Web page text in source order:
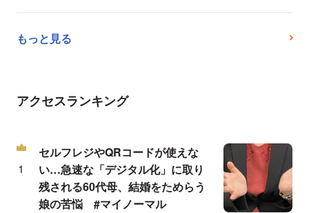
もっと見る
アクセスランキング
セルフレジやQRコードが使えな
い…急速な「デジタル化」に取り
残される60代母、結婚をためらう
娘の苦悩 #マイノーマル